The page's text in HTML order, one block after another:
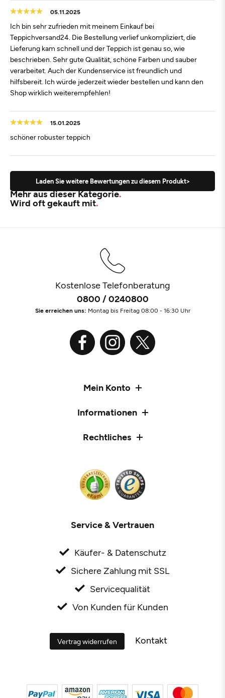
05.11.2025
Ich bin sehr zufrieden mit meinem Einkauf bei
Teppichversand24. Die Bestellung verlief unkompliziert, die
Lieferung kam schnell und der Teppich ist genau so, wie
beschrieben. Sehr gute Qualität, schöne Farben und sauber
verarbeitet. Auch der Kundenservice ist freundlich und
hilfsbereit. Ich würde jederzeit wieder bestellen und kann den
Shop wirklich weiterempfehlen!
15.01.2025
schöner robuster teppich
Laden Sie weitere Bewertungen zu diesem Produkt>
Mehr aus dieser Kategorie
Wird oft gekauft mit
Kostenlose Telefonberatung
0800 / 0240800
Sie erreichen uns: Montag bis Freitag 08:00 - 16:30 Uhr
Mein Konto
Informationen
Rechtliches
Service & Vertrauen
Käufer- & Datenschutz
Sichere Zahlung mit SSL
Servicequalität
Von Kunden für Kunden
Vertrag widerrufen Kontakt